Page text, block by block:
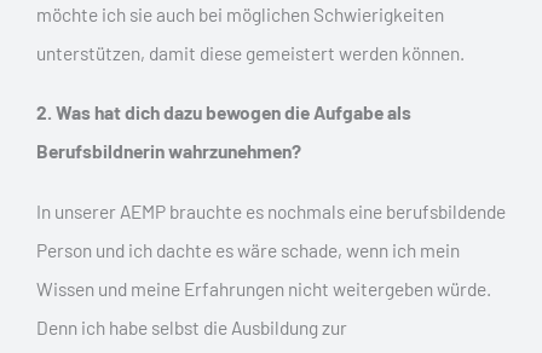
möchte ich sie auch bei möglichen Schwierigkeiten
unterstützen, damit diese gemeistert werden können.
2. Was hat dich dazu bewogen die Aufgabe als
Berufsbildnerin wahrzunehmen?
In unserer AEMP brauchte es nochmals eine berufsbildende
Person und ich dachte es wäre schade, wenn ich mein
Wissen und meine Erfahrungen nicht weitergeben würde.
Denn ich habe selbst die Ausbildung zur